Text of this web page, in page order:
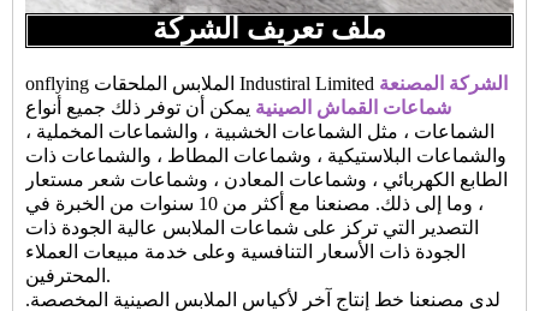
ملف تعريف الشركة
onflying الملابس الملحقات Industiral Limited الشركة المصنعة
شماعات القماش الصينية يمكن أن توفر ذلك جميع أنواع
الشماعات ، مثل الشماعات الخشبية ، والشماعات المخملية ،
والشماعات البلاستيكية ، وشماعات المطاط ، والشماعات ذات
الطابع الكهربائي ، وشماعات المعادن ، وشماعات شعر مستعار
، وما إلى ذلك. مصنعنا مع أكثر من 10 سنوات من الخبرة في
التصدير التي تركز على شماعات الملابس عالية الجودة ذات
الجودة ذات الأسعار التنافسية وعلى خدمة مبيعات العملاء
المحترفين.
لدى مصنعنا خط إنتاج آخر لأكياس الملابس الصينية المخصصة.